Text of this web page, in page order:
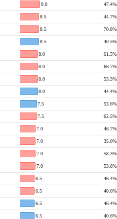
9.0 47.4%
8.5 44.7%
8.5 70.8%
8.5 40.5%
8.0 61.5%
8.0 66.7%
8.0 53.3%
8.0 44.4%
7.5 53.6%
7.5 62.5%
7.0 46.7%
7.0 35.0%
7.0 58.3%
7.0 53.8%
6.5 46.4%
6.5 40.6%
6.5 46.4%
6.5 40.6%